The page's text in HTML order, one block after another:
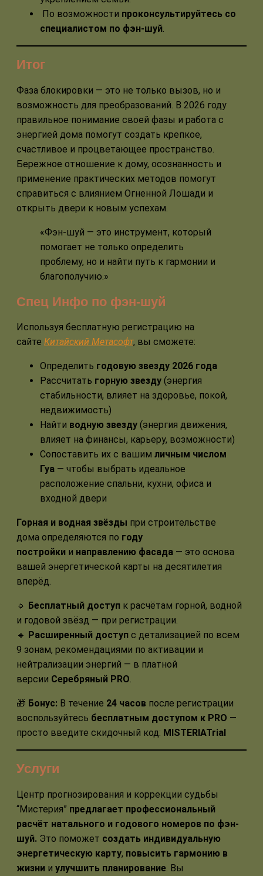
По возможности проконсультируйтесь со
специалистом по фэн-шуй.
Итог
Фаза блокировки — это не только вызов, но и
возможность для преобразований. В 2026 году
правильное понимание своей фазы и работа с
энергией дома помогут создать крепкое,
счастливое и процветающее пространство.
Бережное отношение к дому, осознанность и
применение практических методов помогут
справиться с влиянием Огненной Лошади и
открыть двери к новым успехам.
«Фэн-шуй — это инструмент, который
помогает не только определить
проблему, но и найти путь к гармонии и
благополучию.»
Спец Инфо по фэн-шуй
Используя бесплатную регистрацию на
сайте Китайский Метасофт, вы сможете:
Определить годовую звезду 2026 года
Рассчитать горную звезду (энергия
стабильности, влияет на здоровье, покой,
недвижимость)
Найти водную звезду (энергия движения,
влияет на финансы, карьеру, возможности)
Сопоставить их с вашим личным числом
Гуа — чтобы выбрать идеальное
расположение спальни, кухни, офиса и
входной двери
Горная и водная звёзды при строительстве
дома определяются по году
постройки и направлению фасада — это основа
вашей энергетической карты на десятилетия
вперёд.
🔹 Бесплатный доступ к расчётам горной, водной
и годовой звёзд — при регистрации.
🔹 Расширенный доступ с детализацией по всем
9 зонам, рекомендациями по активации и
нейтрализации энергий — в платной
версии Серебряный PRO.
🎁 Бонус: В течение 24 часов после регистрации
воспользуйтесь бесплатным доступом к PRO —
просто введите скидочный код: MISTERIATrial
Услуги
Центр прогнозирования и коррекции судьбы
“Мистерия” предлагает профессиональный
расчёт натального и годового номеров по фэн-
шуй. Это поможет создать индивидуальную
энергетическую карту, повысить гармонию в
жизни и улучшить планирование . Вы